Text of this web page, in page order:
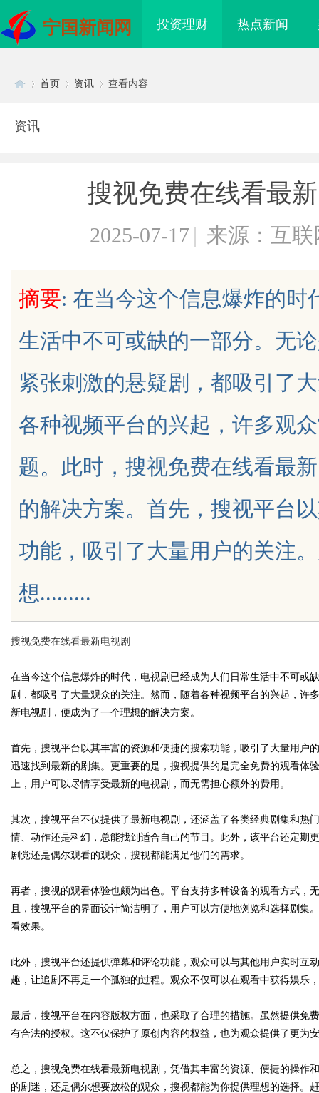
宁国新闻网 投资理财 热点新闻
uz
Bo
ar
首页 资讯 查看内容
资讯
搜视免费在线看最
2025-07-17 | 来源：互联
摘要: 在当今这个信息爆炸的时
生活中不可或缺的一部分。无
紧张刺激的悬疑剧，都吸引了
各种视频平台的兴起，许多观
题。此时，搜视免费在线看最
的解决方案。首先，搜视平台
功能，吸引了大量用户的关注
想.........
搜视免费在线看最新电视剧
在当今这个信息爆炸的时代，电视剧已经成为人们日常生活中不可或
剧，都吸引了大量观众的关注。然而，随着各种视频平台的兴起，许
新电视剧，便成为了一个理想的解决方案。
首先，搜视平台以其丰富的资源和便捷的搜索功能，吸引了大量用户
迅速找到最新的剧集。更重要的是，搜视提供的是完全免费的观看体
上，用户可以尽情享受最新的电视剧，而无需担心额外的费用。
其次，搜视平台不仅提供了最新电视剧，还涵盖了各类经典剧集和热
情、动作还是科幻，总能找到适合自己的节目。此外，该平台还定期
剧党还是偶尔观看的观众，搜视都能满足他们的需求。
再者，搜视的观看体验也颇为出色。平台支持多种设备的观看方式，
且，搜视平台的界面设计简洁明了，用户可以方便地浏览和选择剧
看效果。
此外，搜视平台还提供弹幕和评论功能，观众可以与其他用户实时互
趣，让追剧不再是一个孤独的过程。观众不仅可以在观看中获得娱乐
最后，搜视平台在内容版权方面，也采取了合理的措施。虽然提供免
有合法的授权。这不仅保护了原创内容的权益，也为观众提供了更为
总之，搜视免费在线看最新电视剧，凭借其丰富的资源、便捷的操作
的剧迷，还是偶尔想要放松的观众，搜视都能为你提供理想的选择。